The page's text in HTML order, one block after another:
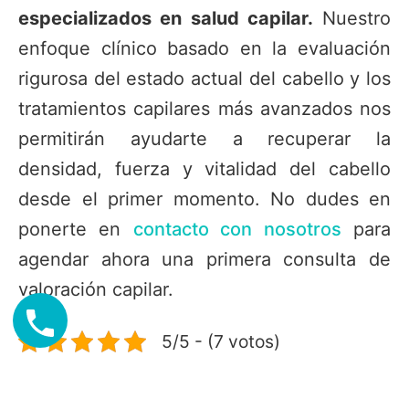
especializados en salud capilar. Nuestro
enfoque clínico basado en la evaluación
rigurosa del estado actual del cabello y los
tratamientos capilares más avanzados nos
permitirán ayudarte a recuperar la
densidad, fuerza y vitalidad del cabello
desde el primer momento. No dudes en
ponerte en contacto con nosotros para
agendar ahora una primera consulta de
valoración capilar.
5/5 - (7 votos)